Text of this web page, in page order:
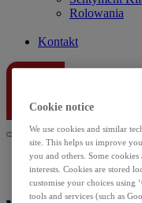
Rolowania
Kontakt
Cookie notice
We use cookies and similar
site. This helps us improve
you and others. Some
interests. Cookies are stored
customise your choices using
tools and services (such as